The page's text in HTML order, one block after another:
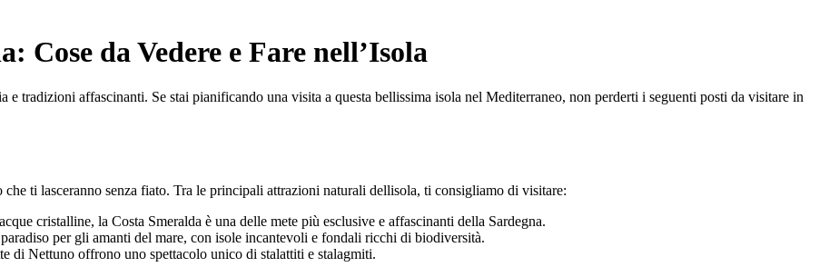
Cose da Vedere e Fare nell’Isola
tradizioni affascinanti. Se stai pianificando una visita a questa bellissima isola nel Mediterraneo, non perderti i seguenti posti da visitare in
ti lasceranno senza fiato. Tra le principali attrazioni naturali dellisola, ti consigliamo di visitare:
cristalline, la Costa Smeralda è una delle mete più esclusive e affascinanti della Sardegna.
per gli amanti del mare, con isole incantevoli e fondali ricchi di biodiversità.
di Nettuno offrono uno spettacolo unico di stalattiti e stalagmiti.